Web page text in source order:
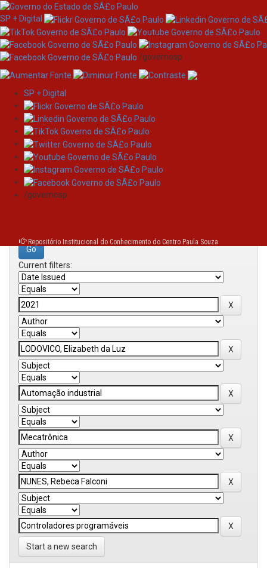
Skip
navigation
SP + Digital
/governosp
SP + Digital
/governosp
Repositório Institucional do Conhecimento do Centro Paula Souza
Search
Search:
Current filters:
Start a new search